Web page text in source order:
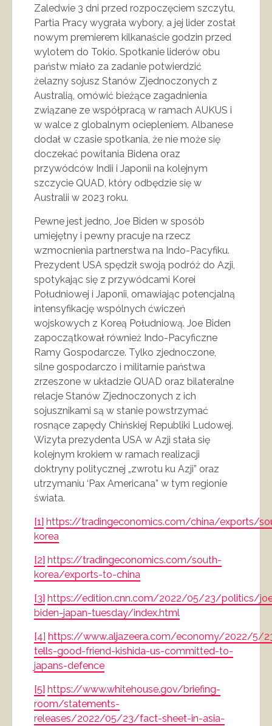
Zaledwie 3 dni przed rozpoczęciem szczytu,
Partia Pracy wygrała wybory, a jej lider został
nowym premierem kilkanaście godzin przed
wylotem do Tokio. Spotkanie liderów obu
państw miało za zadanie potwierdzić
żelazny sojusz Stanów Zjednoczonych z
Australią, omówić bieżące zagadnienia
związane ze współpracą w ramach AUKUS i
w walce z globalnym ociepleniem. Albanese
dodał w czasie spotkania, że nie może się
doczekać powitania Bidena oraz
przywódców Indii i Japonii na kolejnym
szczycie QUAD, który odbędzie się w
Australii w 2023 roku.
Pewne jest jedno, Joe Biden w sposób
umiejętny i pewny pracuje na rzecz
wzmocnienia partnerstwa na Indo-Pacyfiku.
Prezydent USA spędził swoją podróż do Azji,
spotykając się z przywódcami Korei
Południowej i Japonii, omawiając potencjalną
intensyfikację wspólnych ćwiczeń
wojskowych z Koreą Południową. Joe Biden
zapoczątkował również Indo-Pacyficzne
Ramy Gospodarcze. Tylko zjednoczone,
silne gospodarczo i militarnie państwa
zrzeszone w układzie QUAD oraz bilateralne
relacje Stanów Zjednoczonych z ich
sojusznikami są w stanie powstrzymać
rosnące zapędy Chińskiej Republiki Ludowej.
Wizyta prezydenta USA w Azji stała się
kolejnym krokiem w ramach realizacji
doktryny politycznej „zwrotu ku Azji” oraz
utrzymaniu ‘Pax Americana” w tym regionie
świata.
[1] https://tradingeconomics.com/china/exports/
korea
[2] https://tradingeconomics.com/south-
korea/exports-to-china
[3] https://edition.cnn.com/2022/05/23/politics/
biden-japan-tuesday/index.html
[4] https://www.aljazeera.com/economy/2022/5/
tells-good-friend-kishida-us-committed-to-
japans-defence
[5] https://www.whitehouse.gov/briefing-
room/statements-
releases/2022/05/23/fact-sheet-in-asia-